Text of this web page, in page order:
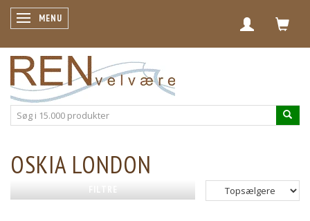
SKIFTE NAVIGATION
MENU
OSKIA LONDON
FILTRE